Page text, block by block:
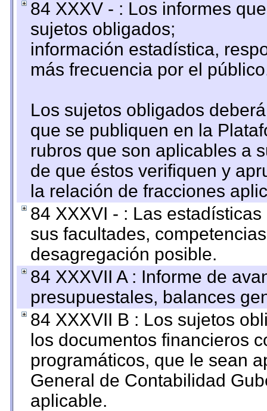
84 XXXV - : Los informes
sujetos obligados;
información estadística,
más frecuencia por el
Los sujetos obligados
que se publiquen en la
rubros que son aplicables a
de que éstos verifiquen y
la relación de fracciones
84 XXXVI - : Las
sus facultades,
desagregación posible.
84 XXXVII A : Informe de
presupuestales, balances
84 XXXVII B : Los sujetos
los documentos financieros
programáticos, que le sean
General de Contabilidad
aplicable.